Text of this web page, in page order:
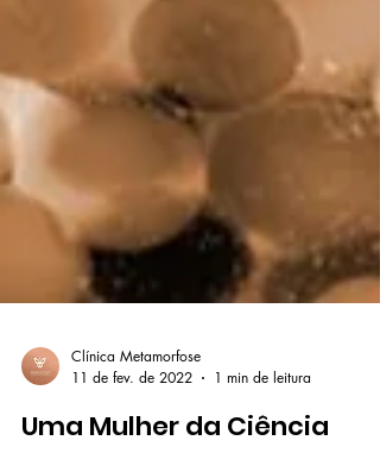
11 de fev. de 2022
1 min de leitura